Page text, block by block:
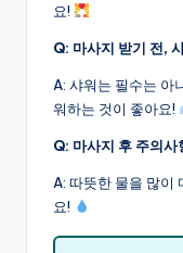
요!
Q: 마사지 받기 전,
A: 샤워는 필수는 아
워하는 것이 좋아요!
Q: 마사지 후 주의
A: 따뜻한 물을 많이
요!